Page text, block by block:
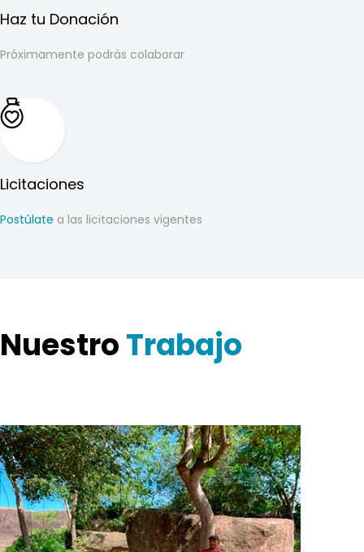
Haz tu Donación
Próximamente podrás colaborar
Licitaciones
Postúlate a las licitaciones vigentes
NuestroTrabajo